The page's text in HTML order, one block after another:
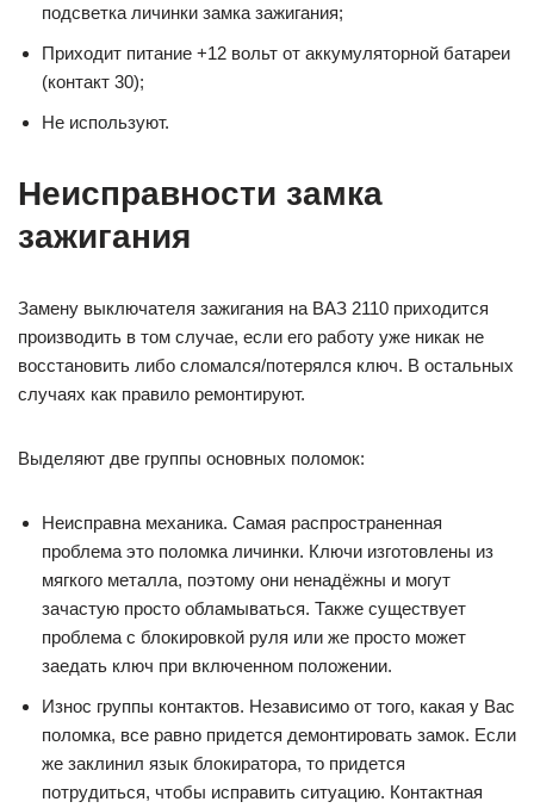
подсветка личинки замка зажигания;
Приходит питание +12 вольт от аккумуляторной батареи
(контакт 30);
Не используют.
Неисправности замка
зажигания
Замену выключателя зажигания на ВАЗ 2110 приходится
производить в том случае, если его работу уже никак не
восстановить либо сломался/потерялся ключ. В остальных
случаях как правило ремонтируют.
Выделяют две группы основных поломок:
Неисправна механика. Самая распространенная
проблема это поломка личинки. Ключи изготовлены из
мягкого металла, поэтому они ненадёжны и могут
зачастую просто обламываться. Также существует
проблема с блокировкой руля или же просто может
заедать ключ при включенном положении.
Износ группы контактов. Независимо от того, какая у Вас
поломка, все равно придется демонтировать замок. Если
же заклинил язык блокиратора, то придется
потрудиться, чтобы исправить ситуацию. Контактная